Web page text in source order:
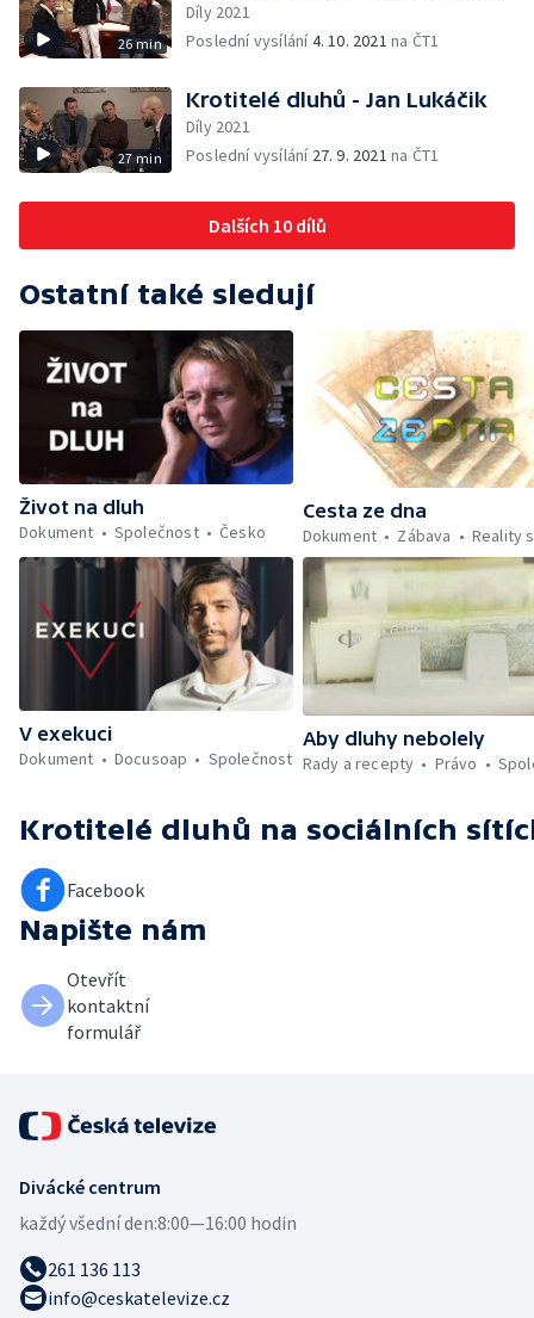
26 min
Díly 2021
Poslední vysílání4. 10. 2021 na ČT1
27 min
Krotitelé dluhů - Jan Lukáčik
Díly 2021
Poslední vysílání 27. 9. 2021 na ČT1
Dalších 10 dílů
Ostatní také sledují
Život na dluh
Dokument
Společnost Česko
Cesta ze dna
Dokument
Zábava Reality
V exekuci
Dokument
Docusoap Společnost
Aby dluhy nebolely
Rady a recepty
Právo
Krotitelé dluhů na sociálních
Facebook
Napište nám
Otevřít
kontaktní
formulář
Divácké centrum
každý všední den:8:00—16:00 hodin
261 136 113
info@ceskatelevize.cz